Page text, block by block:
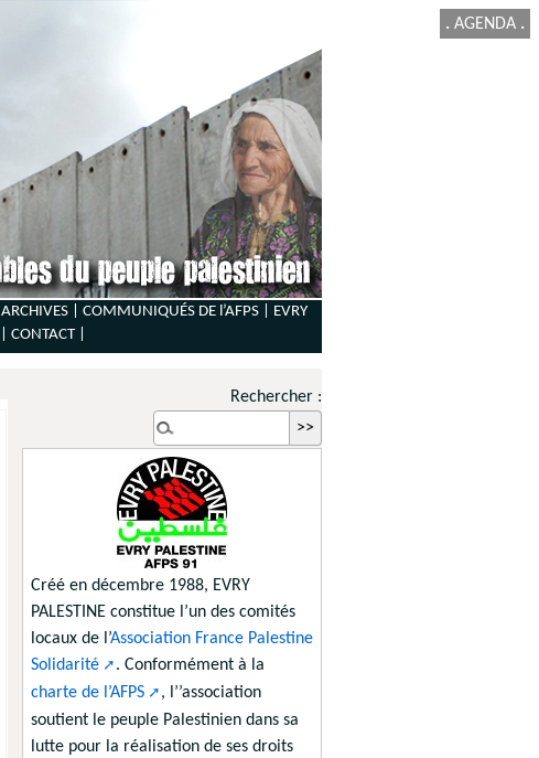
. AGENDA .
ARCHIVES | COMMUNIQUÉS DE l’AFPS |
EVRY
CONTACT|
Rechercher :
Créé en décembre 1988, EVRY
PALESTINE constitue l’un des comités
locaux de l’Association France Palestine
Solidarité
. Conformément à la
charte de l’AFPS
, l’’association
soutient le peuple Palestinien dans sa
lutte pour la réalisation de ses droits